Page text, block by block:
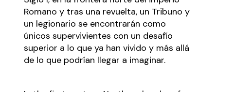
Romano y tras una revuelta, un Tribuno y
un legionario se encontrarán como
únicos supervivientes con un desafío
superior a lo que ya han vivido y más allá
de lo que podrían llegar a imaginar.